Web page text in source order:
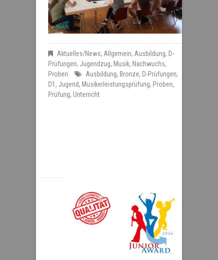
Aktuelles/News, Allgemein, Ausbildung, D-
Prüfungen, Jugendzug, Musik, Nachwuchs,
Proben
Ausbildung, Bronze, D-Prüfungen,
D1 , Jugend, Musikerleistungsprüfung, Proben,
Prüfung, Unterricht